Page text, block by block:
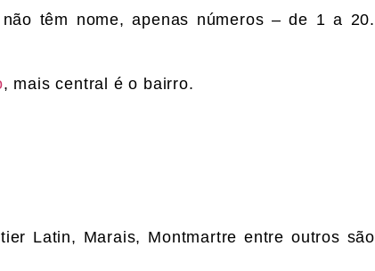
têm nome, apenas números – de 1 a 20.
, mais central é o bairro.
Latin, Marais, Montmartre entre outros são